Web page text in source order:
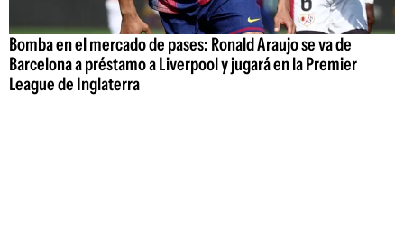
Bomba en el mercado de pases: Ronald Araujo se va de
Barcelona a préstamo a Liverpool y jugará en la Premier
League de Inglaterra